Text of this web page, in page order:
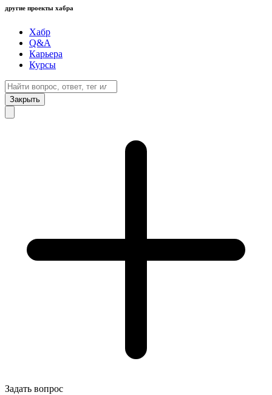
другие проекты хабра
Хабр
Q&A
Карьера
Курсы
Закрыть
Задать вопрос